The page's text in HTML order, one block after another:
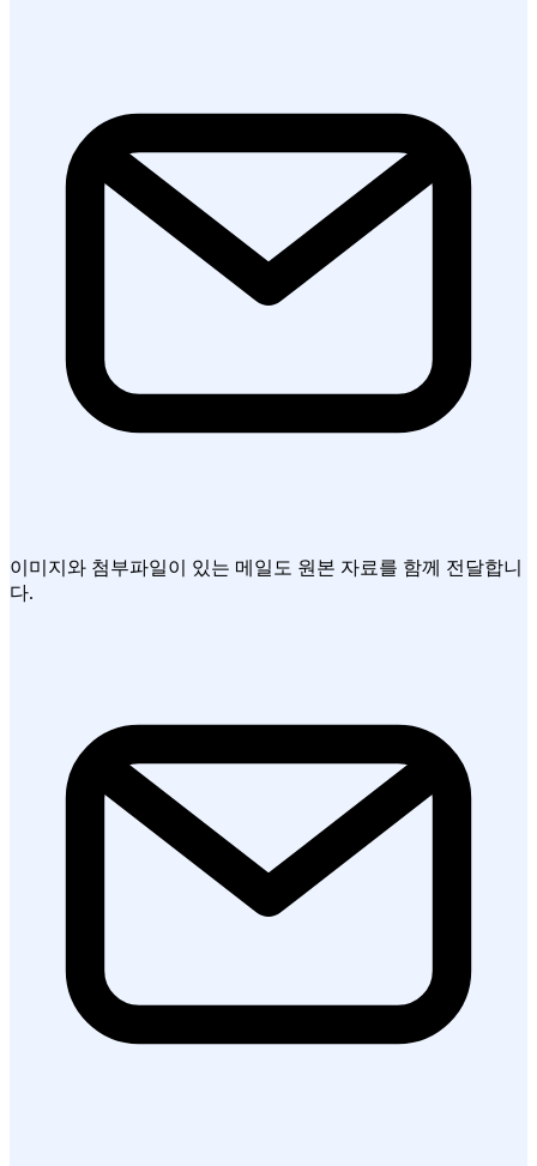
이미지와 첨부파일이 있는 메일도 원본 자료를 함께 전달합니
다.